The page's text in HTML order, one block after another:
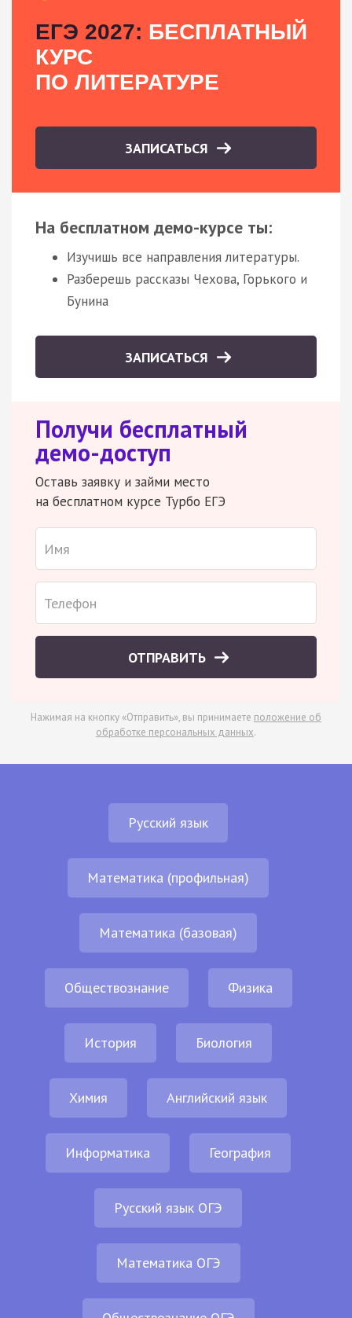
ЕГЭ 2027: БЕСПЛАТНЫЙ
КУРС
ПО ЛИТЕРАТУРЕ
ЗАПИСАТЬСЯ
На бесплатном демо-курсе ты:
Изучишь все направления литературы.
Разберешь рассказы Чехова, Горького и
Бунина
ЗАПИСАТЬСЯ
Получи бесплатный
демо-доступ
Оставь заявку и займи место
на бесплатном курсе Турбо ЕГЭ
ОТПРАВИТЬ
Нажимая на кнопку «Отправить», вы принимаете положение об
обработке персональных данных.
Русский язык
Математика (профильная)
Математика (базовая)
Обществознание Физика
История Биология
Химия Английский язык
Информатика География
Русский язык ОГЭ
Математика ОГЭ